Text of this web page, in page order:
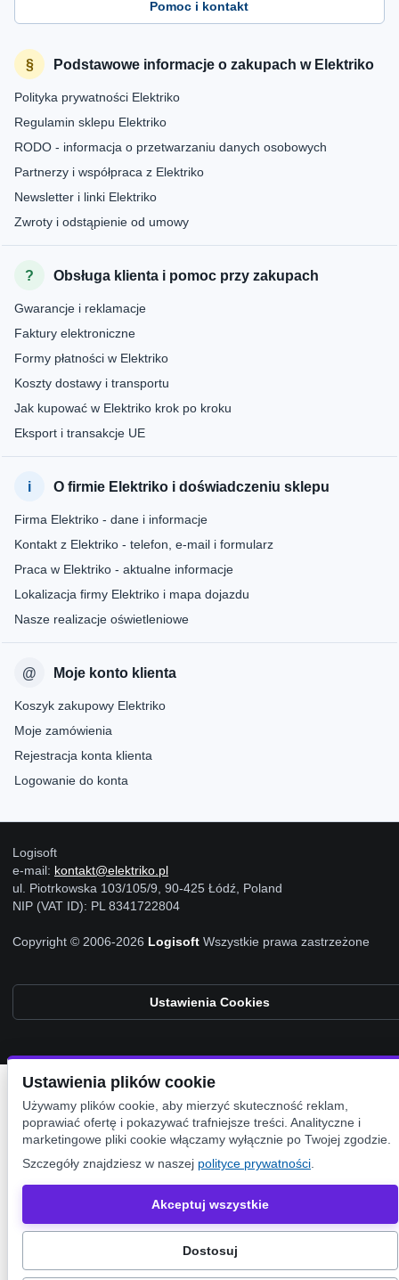
Pomoc i kontakt
Podstawowe informacje o zakupach w Elektriko
Polityka prywatności Elektriko
Regulamin sklepu Elektriko
RODO - informacja o przetwarzaniu danych osobowych
Partnerzy i współpraca z Elektriko
Newsletter i linki Elektriko
Zwroty i odstąpienie od umowy
Obsługa klienta i pomoc przy zakupach
Gwarancje i reklamacje
Faktury elektroniczne
Formy płatności w Elektriko
Koszty dostawy i transportu
Jak kupować w Elektriko krok po kroku
Eksport i transakcje UE
O firmie Elektriko i doświadczeniu sklepu
Firma Elektriko - dane i informacje
Kontakt z Elektriko - telefon, e-mail i formularz
Praca w Elektriko - aktualne informacje
Lokalizacja firmy Elektriko i mapa dojazdu
Nasze realizacje oświetleniowe
Moje konto klienta
Koszyk zakupowy Elektriko
Moje zamówienia
Rejestracja konta klienta
Logowanie do konta
Logisoft
e-mail: kontakt@elektriko.pl
ul. Piotrkowska 103/105/9, 90-425 Łódź, Poland
NIP (VAT ID): PL 8341722804
Copyright © 2006-2026 Logisoft Wszystkie prawa zastrzeżone
Ustawienia Cookies
Ustawienia plików cookie
Używamy plików cookie, aby mierzyć skuteczność reklam,
poprawiać ofertę i pokazywać trafniejsze treści. Analityczne i
marketingowe pliki cookie włączamy wyłącznie po Twojej zgodzie.
Szczegóły znajdziesz w naszej polityce prywatności
Akceptuj wszystkie
Dostosuj